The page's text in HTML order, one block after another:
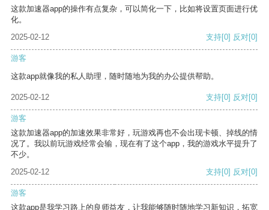
这款加速器app的操作有点复杂，可以简化一下，比如将设置页面进行优
化。
2025-02-12
支持[0] 反对[0]
游客
这款app就像我的私人助理，随时随地为我的办公提供帮助。
2025-02-12 支持[0] 反对[0]
游客
这款加速器app的加速效果非常好，玩游戏再也不会出现卡顿、掉线的情
况了。我以前玩游戏经常会输，现在有了这个app，我的游戏水平提升了
不少。
2025-02-12
支持[0] 反对[0]
游客
这款app是我学习路上的良师益友，让我能够随时随地学习新知识，拓宽